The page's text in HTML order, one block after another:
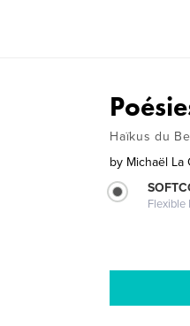
Haïkus du
by Michaël La
Flexible